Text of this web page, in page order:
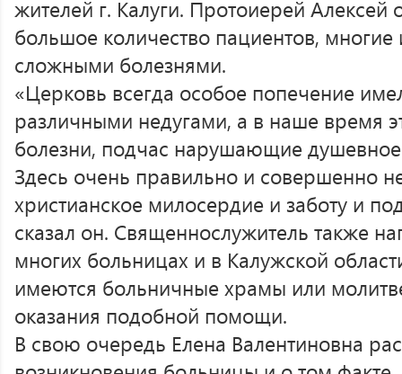
жителей г. Калуги. Протоиерей Алексей
большое количество пациентов,
сложными болезнями.
«Церковь всегда особое попечение
различными недугами, а в наше время
болезни, подчас нарушающие
Здесь очень правильно и совершенно
христианское милосердие и заботу и
сказал он. Священнослужитель также
многих больницах и в Калужской
имеются больничные храмы или
оказания подобной помощи.
В свою очередь Елена Валентиновна